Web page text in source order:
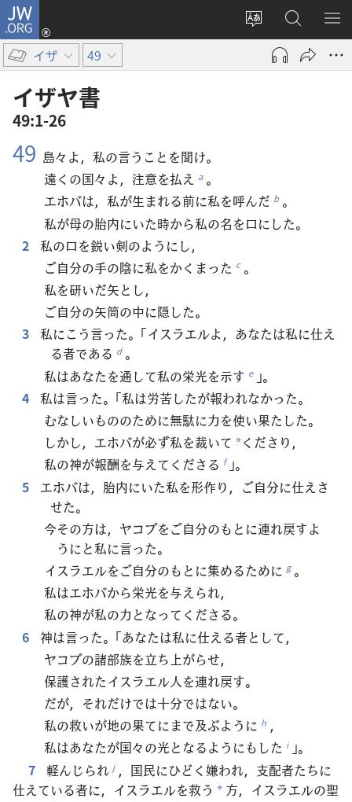
JW.ORG
サ
ト
る
ロ
グ
ン
開
く）
JW.ORG
の
検
メ
を
イザ 49
イザヤ​書
49:1-26
49 島々よ，私の言うことを聞け。
遠くの国々よ，注意を払え a 。
エホバは，私が生まれる前に私を呼んだ b 。
私が母の胎内にいた時から私の名を口にした。
2
私の口を鋭い剣のようにし，
ご自分の手の陰に私をかくまった c 。
私を研いだ矢とし，
ご自分の矢筒の中に隠した。
3
私にこう言った。「イスラエルよ，あなたは私に仕え
る者である d 。
私はあなたを通して私の栄光を示す e 」。
4
私は言った。「私は労苦したが報われなかった。
むなしいもののために無駄に力を使い果たした。
しかし，エホバが必ず私を裁いて *くださり，
私の神が報酬を与えてくださる f 」。
5
エホバは，胎内にいた私を形作り，ご自分に仕えさ
せた。
今その方は，ヤコブをご自分のもとに連れ戻すよ
うにと私に言った。
イスラエルをご自分のもとに集めるために g 。
私はエホバから栄光を与えられ，
私の神が私の力となってくださる。
6
神は言った。「あなたは私に仕える者として，
ヤコブの諸部族を立ち上がらせ，
保護されたイスラエル人を連れ戻す。
だが，それだけでは十分ではない。
私の救いが地の果てにまで及ぶように h ，
私はあなたが国々の光となるようにもした i 」。
7
軽んじられ j ，国民にひどく嫌われ，支配者たちに
仕えている者に，イスラエルを救う * 方，イスラエルの聖